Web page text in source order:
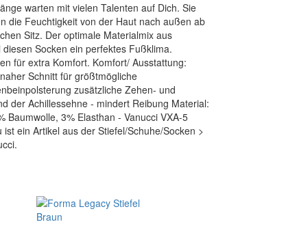
warten mit vielen Talenten auf Dich. Sie
die Feuchtigkeit von der Haut nach außen ab
Sitz. Der optimale Materialmix aus
Socken ein perfektes Fußklima.
für extra Komfort. Komfort/ Ausstattung:
Schnitt für größtmögliche
zusätzliche Zehen- und
der Achillessehne - mindert Reibung Material:
Baumwolle, 3% Elasthan - Vanucci VXA-5
ein Artikel aus der Stiefel/Schuhe/Socken >